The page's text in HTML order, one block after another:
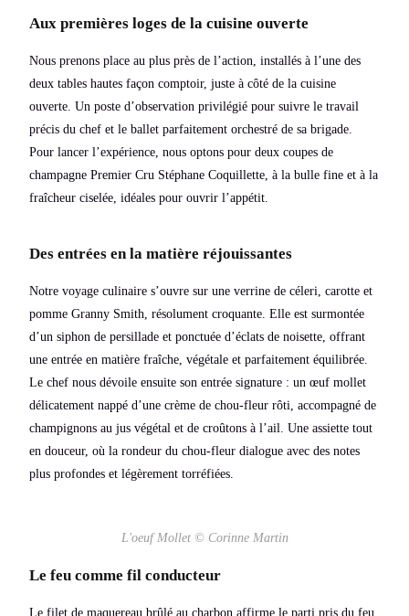
Aux premières loges de la cuisine ouverte
Nous prenons place au plus près de l’action, installés à l’une des
deux tables hautes façon comptoir, juste à côté de la cuisine
ouverte. Un poste d’observation privilégié pour suivre le travail
précis du chef et le ballet parfaitement orchestré de sa brigade.
Pour lancer l’expérience, nous optons pour deux coupes de
champagne Premier Cru Stéphane Coquillette, à la bulle fine et à la
fraîcheur ciselée, idéales pour ouvrir l’appétit.
Des entrées en la matière réjouissantes
Notre voyage culinaire s’ouvre sur une verrine de céleri, carotte et
pomme Granny Smith, résolument croquante. Elle est surmontée
d’un siphon de persillade et ponctuée d’éclats de noisette, offrant
une entrée en matière fraîche, végétale et parfaitement équilibrée.
Le chef nous dévoile ensuite son entrée signature : un œuf mollet
délicatement nappé d’une crème de chou-fleur rôti, accompagné de
champignons au jus végétal et de croûtons à l’ail. Une assiette tout
en douceur, où la rondeur du chou-fleur dialogue avec des notes
plus profondes et légèrement torréfiées.
L'oeuf Mollet © Corinne Martin
Le feu comme fil conducteur
Le filet de maquereau brûlé au charbon affirme le parti pris du feu.